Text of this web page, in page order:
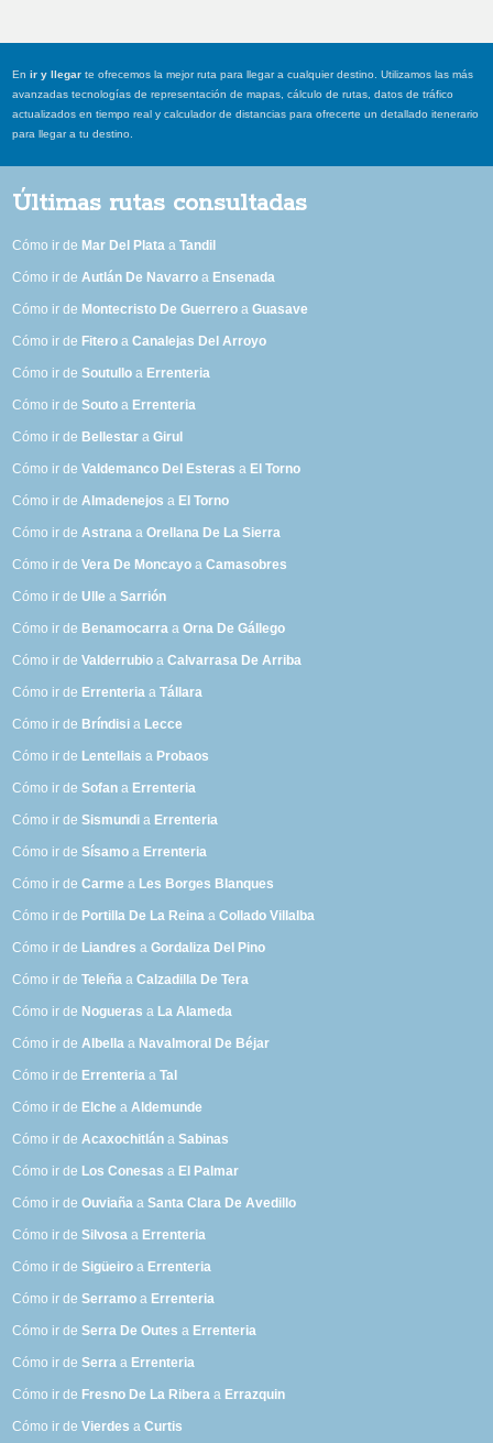
Enir y llegar te ofrecemos la mejor ruta para llegar a cualquier destino. Utilizamos las más
avanzadas tecnologías de representación de mapas, cálculo de rutas, datos de tráfico
actualizados en tiempo real y calculador de distancias para ofrecerte un detallado itenerario
para llegar a tu destino.
Últimas rutas consultadas
Cómo ir de Mar Del Plata aTandil
Cómo ir deAutlán De Navarro a Ensenada
Cómo ir de Montecristo De Guerrero aGuasave
Cómo ir de Fitero aCanalejas Del Arroyo
Cómo ir deSoutullo a Errenteria
Cómo ir deSouto a Errenteria
Cómo ir de Bellestar aGirul
Cómo ir deValdemanco Del Esteras a El Torno
Cómo ir deAlmadenejos a El Torno
Cómo ir deAstrana aOrellana De La Sierra
Cómo ir deVera De Moncayo aCamasobres
Cómo ir deUlle aSarrión
Cómo ir de Benamocarra aOrna De Gállego
Cómo ir deValderrubio aCalvarrasa De Arriba
Cómo ir de Errenteria aTállara
Cómo ir de Bríndisi a Lecce
Cómo ir de Lentellais a Probaos
Cómo ir deSofan a Errenteria
Cómo ir deSismundi a Errenteria
Cómo ir deSísamo a Errenteria
Cómo ir deCarme a Les Borges Blanques
Cómo ir de Portilla De La Reina aCollado Villalba
Cómo ir de Liandres aGordaliza Del Pino
Cómo ir deTeleña aCalzadilla De Tera
Cómo ir de Nogueras a La Alameda
Cómo ir deAlbella a Navalmoral De Béjar
Cómo ir de Errenteria aTal
Cómo ir de Elche aAldemunde
Cómo ir deAcaxochitlán aSabinas
Cómo ir de Los Conesas a El Palmar
Cómo ir deOuviaña aSanta Clara De Avedillo
Cómo ir deSilvosa a Errenteria
Cómo ir deSigüeiro a Errenteria
Cómo ir deSerramo a Errenteria
Cómo ir deSerra De Outes a Errenteria
Cómo ir deSerra a Errenteria
Cómo ir de Fresno De La Ribera a Errazquin
Cómo ir deVierdes aCurtis